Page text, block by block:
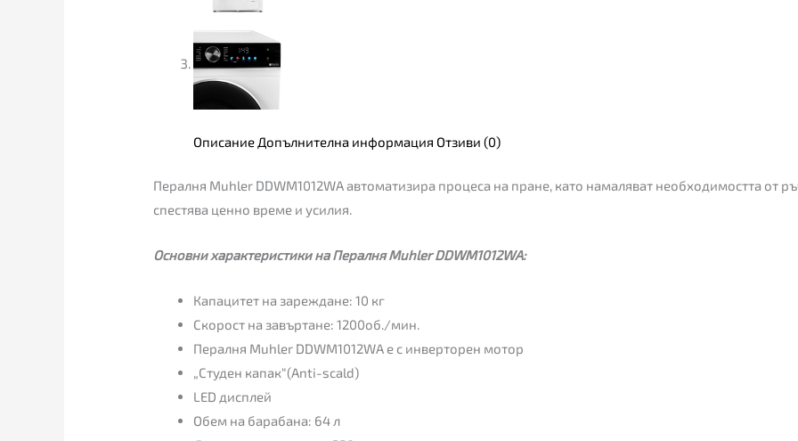
Описание Допълнителна информация Отзиви (0)
Пералня Muhler DDWM1012WA автоматизира процеса на пране, като намаляват необходимостта от
спестява ценно време и усилия.
Основни характеристики на Пералня Muhler DDWM1012WA:
Капацитет на зареждане: 10 кг
Скорост на завъртане: 1200об./мин.
Пералня Muhler DDWM1012WA е с инверторен мотор
„Студен капак“(Anti-scald)
LED дисплей
Обем на барабана: 64 л